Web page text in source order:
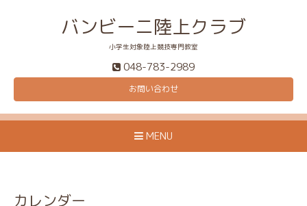
バンビーニ陸上クラブ
小学生対象陸上競技専門教室
048-783-2989
お問い合わせ
MENU
カレンダー